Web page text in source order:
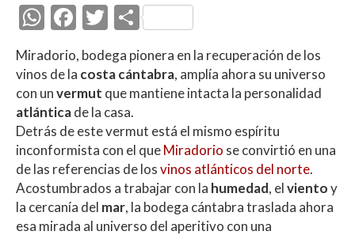
W
h
at
s
A
p
p
F
ac
e
b
o
o
k
T
itt
er
C
m
p
ar
ti
r
Miradorio, bodega pionera en la recuperación de los
vinos de la costa cántabra, amplía ahora su universo
con unvermut que mantiene intacta la personalidad
atlánticade la casa.
Detrás de este vermut está el mismo espíritu
inconformista con el queMiradorio se convirtió en una
de las referencias de losvinos atlánticos del norte.
Acostumbrados a trabajar con la humedad, elvientoy
la cercanía del mar, la bodega cántabra traslada ahora
esa mirada al universo del aperitivo con una